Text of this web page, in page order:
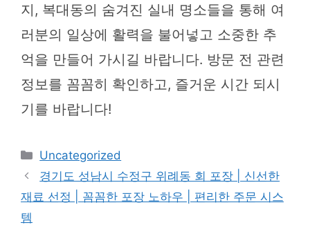
지, 복대동의 숨겨진 실내 명소들을 통해 여
러분의 일상에 활력을 불어넣고 소중한 추
억을 만들어 가시길 바랍니다. 방문 전 관련
정보를 꼼꼼히 확인하고, 즐거운 시간 되시
기를 바랍니다!
카
테
고
리
Uncategorized
경기도 성남시 수정구 위례동 회 포장 | 신선한
재료 선정 | 꼼꼼한 포장 노하우 | 편리한 주문 시스
템